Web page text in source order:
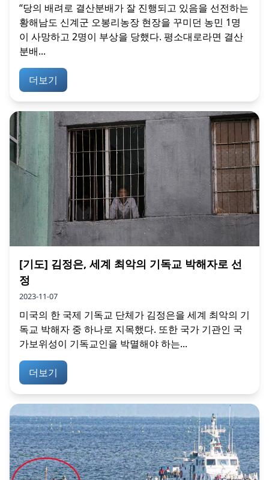
“당의 배려로 결산분배가 잘 진행되고 있음을 선전하는
황해남도 신계군 오봉리농장 현장을 꾸미던 농민 1명
이 사망하고 2명이 부상을 당했다. 평소대로라면 결산
분배...
더보기
[기도] 김정은, 세계 최악의 기독교 박해자로 선
정
2023-11-07
미국의 한 국제 기독교 단체가 김정은을 세계 최악의 기
독교 박해자 중 하나로 지목했다. 또한 국가 기관인 국
가보위성이 기독교인을 박멸해야 하는...
더보기